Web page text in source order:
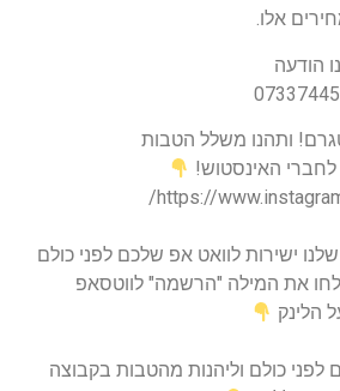
אלו.
הודעה
ותהנו משלל הטבות
האינסטוש!
https://
ישירות לוואט אפ שלכם לפני כולם
את המילה "הרשמה" לווטסאפ
לפני כולם וליהנות מהטבות בקבוצה